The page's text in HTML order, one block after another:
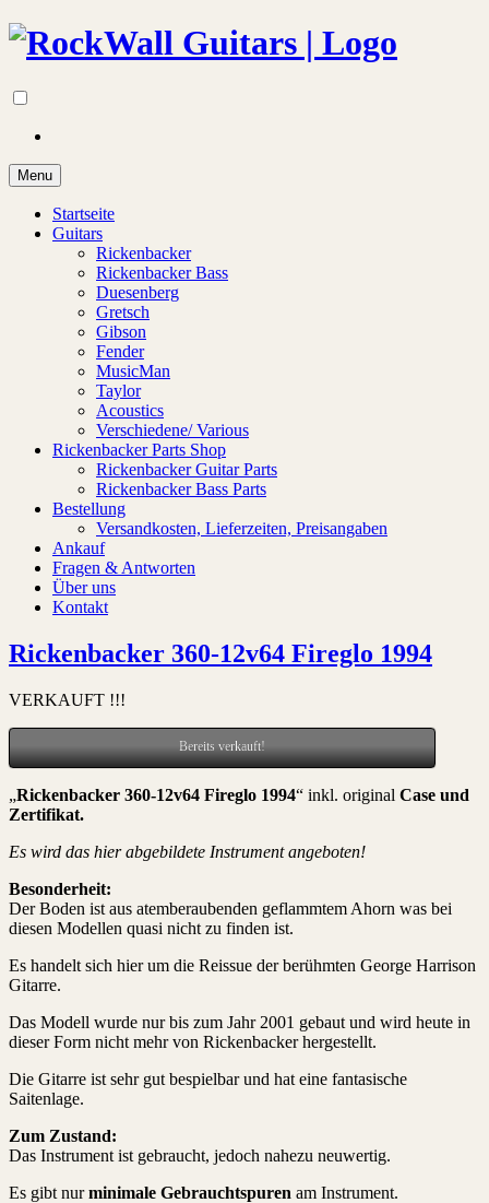
Menu
Startseite
Guitars
Rickenbacker
Rickenbacker Bass
Duesenberg
Gretsch
Gibson
Fender
MusicMan
Taylor
Acoustics
Verschiedene/ Various
Rickenbacker Parts Shop
Rickenbacker Guitar Parts
Rickenbacker Bass Parts
Bestellung
Versandkosten, Lieferzeiten, Preisangaben
Ankauf
Fragen & Antworten
Über uns
Kontakt
Rickenbacker 360-12v64 Fireglo 1994
VERKAUFT !!!
Bereits verkauft!
„Rickenbacker 360-12v64 Fireglo 1994“ inkl. original Case und
Zertifikat.
Es wird das hier abgebildete Instrument angeboten!
Besonderheit:
Der Boden ist aus atemberaubenden geflammtem Ahorn was bei
diesen Modellen quasi nicht zu finden ist.
Es handelt sich hier um die Reissue der berühmten George Harrison
Gitarre.
Das Modell wurde nur bis zum Jahr 2001 gebaut und wird heute in
dieser Form nicht mehr von Rickenbacker hergestellt.
Die Gitarre ist sehr gut bespielbar und hat eine fantasische
Saitenlage.
Zum Zustand:
Das Instrument ist gebraucht, jedoch nahezu neuwertig.
Es gibt nurminimale Gebrauchtspuren am Instrument.